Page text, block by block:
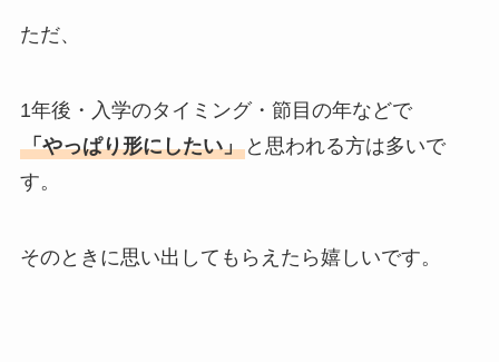
ただ、
1年後・入学のタイミング・節目の年などで
「やっぱり形にしたい」と思われる方は多いで
す。
そのときに思い出してもらえたら嬉しいです。